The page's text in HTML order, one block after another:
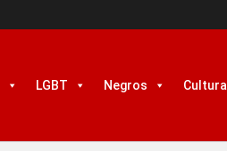
LGBT Negros Cultura